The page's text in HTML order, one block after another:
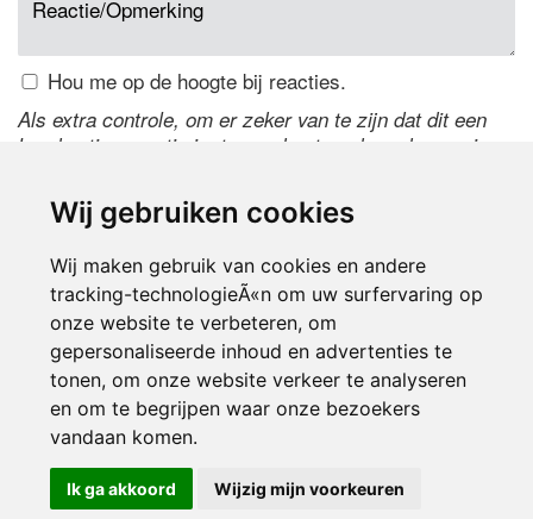
Wij gebruiken cookies
Wij maken gebruik van cookies en andere
tracking-technologieÃ«n om uw surfervaring op
onze website te verbeteren, om
gepersonaliseerde inhoud en advertenties te
tonen, om onze website verkeer te analyseren
en om te begrijpen waar onze bezoekers
vandaan komen.
Ik ga akkoord Wijzig mijn voorkeuren
Hou me op de hoogte bij reacties.
Als extra controle, om er zeker van te zijn dat dit een
handmatige reactie is, typ onderstaande code over in
de code te wijzigen.
© 2000-2026 UFE Media:Managersonline.nl|Brisk magazine
Partners:Autowereld.com